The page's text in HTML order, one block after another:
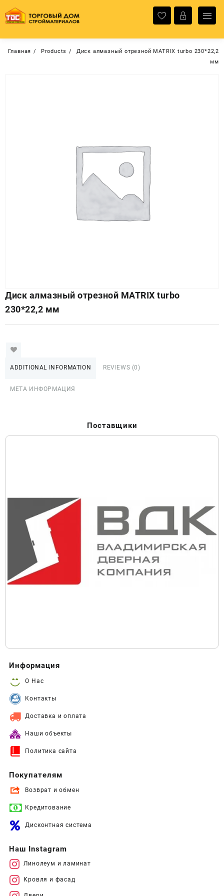
содержимому
Главная Products
Диск алмазный отрезной MATRIX turbo 230*22,2
мм
Диск алмазный отрезной MATRIX turbo
230*22,2 мм
ADDITIONAL INFORMATION REVIEWS (0)
МЕТА ИНФОРМАЦИЯ
Поставщики
Информация
О Нас
Контакты
Доставка и оплата
Наши объекты
Политика сайта
Покупателям
Возврат и обмен
Кредитование
Дисконтная система
Наш Instagram
Линолеум и ламинат
Кровля и фасад